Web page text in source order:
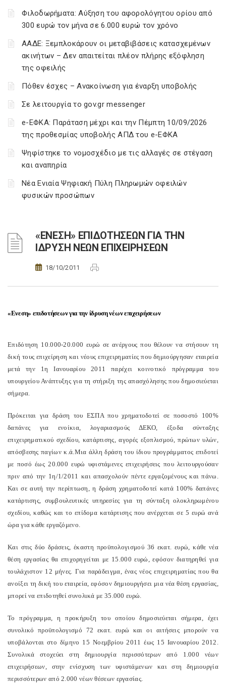
Φιλοδωρήματα: Αύξηση του αφορολόγητου ορίου από
300 ευρώ τον μήνα σε 6.000 ευρώ τον χρόνο
ΑΑΔΕ: Ξεμπλοκάρουν οι μεταβιβάσεις κατασχεμένων
ακινήτων – Δεν απαιτείται πλέον πλήρης εξόφληση
της οφειλής
Πόθεν έσχες – Ανακοίνωση για έναρξη υποβολής
Σε λειτουργία το gov.gr messenger
e-ΕΦΚΑ: Παράταση μέχρι και την Πέμπτη 10/09/2026
της προθεσμίας υποβολής ΑΠΔ του e-ΕΦΚΑ
Ψηφίστηκε το νομοσχέδιο με τις αλλαγές σε στέγαση
και αναπηρία
Νέα Ενιαία Ψηφιακή Πύλη Πληρωμών οφειλών
φυσικών προσώπων
«ΕΝΕΣΗ» ΕΠΙΔΟΤΗΣΕΩΝ ΓΙΑ ΤΗΝ
ΙΔΡΥΣΗ ΝΕΩΝ ΕΠΙΧΕΙΡΗΣΕΩΝ
18/10/2011
«Ενεση» επιδοτήσεων για την ίδρυση νέων επιχειρήσεων
Επιδότηση 10.000-20.000 ευρώ σε ανέργους που θέλουν να στήσουν τη
δική τους επιχείρηση και νέους επιχειρηματίες που δημιούργησαν εταιρεία
μετά την 1η Ιανουαρίου 2011 παρέχει κοινοτικό πρόγραμμα του
υπουργείου Ανάπτυξης για τη στήριξη της απασχόλησης που δημοσιεύεται
σήμερα.
Πρόκειται για δράση του ΕΣΠΑ που χρηματοδοτεί σε ποσοστό 100%
δαπάνες για ενοίκια, λογαριασμούς ΔΕΚΟ, έξοδα σύνταξης
επιχειρηματικού σχεδίου, κατάρτισης, αγορές εξοπλισμού, πρώτων υλών,
απόσβεσης παγίων κ.ά.Μια άλλη δράση του ίδιου προγράμματος επιδοτεί
με ποσό έως 20.000 ευρώ υφιστάμενες επιχειρήσεις που λειτουργούσαν
πριν από την 1η/1/2011 και απασχολούν πέντε εργαζομένους και πάνω.
Και σε αυτή την περίπτωση, η δράση χρηματοδοτεί κατά 100% δαπάνες
κατάρτισης, συμβουλευτικές υπηρεσίες για τη σύνταξη ολοκληρωμένου
σχεδίου, καθώς και το επίδομα κατάρτισης που ανέρχεται σε 5 ευρώ ανά
ώρα για κάθε εργαζόμενο.
Και στις δύο δράσεις, έκαστη προϋπολογισμού 36 εκατ. ευρώ, κάθε νέα
θέση εργασίας θα επιχορηγείται με 15.000 ευρώ, εφόσον διατηρηθεί για
τουλάχιστον 12 μήνες. Για παράδειγμα, ένας νέος επιχειρηματίας που θα
ανοίξει τη δική του εταιρεία, εφόσον δημιουργήσει μια νέα θέση εργασίας,
μπορεί να επιδοτηθεί συνολικά με 35.000 ευρώ.
Το πρόγραμμα, η προκήρυξη του οποίου δημοσιεύεται σήμερα, έχει
συνολικό προϋπολογισμό 72 εκατ. ευρώ και οι αιτήσεις μπορούν να
υποβάλονται στο δίμηνο 15 Νοεμβρίου 2011 έως 15 Ιανουαρίου 2012.
Συνολικά στοχεύει στη δημιουργία περισσότερων από 1.000 νέων
επιχειρήσεων, στην ενίσχυση των υφιστάμενων και στη δημιουργία
περισσότερων από 2.000 νέων θέσεων εργασίας.